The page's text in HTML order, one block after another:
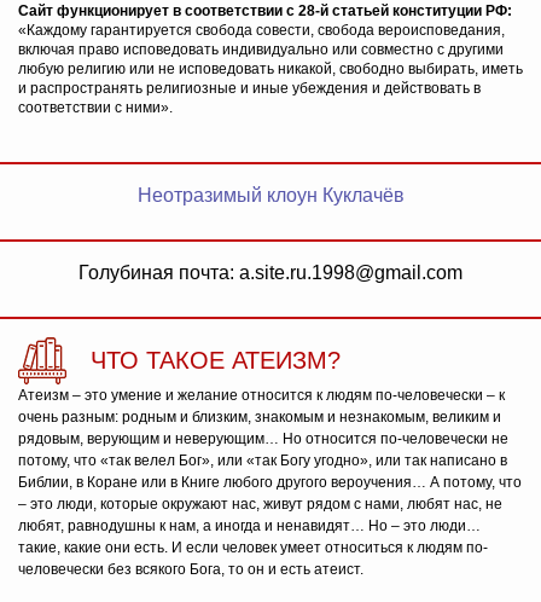
Сайт функционирует в соответствии с 28-й статьей конституции РФ:
«Каждому гарантируется свобода совести, свобода вероисповедания,
включая право исповедовать индивидуально или совместно с другими
любую религию или не исповедовать никакой, свободно выбирать, иметь
и распространять религиозные и иные убеждения и действовать в
соответствии с ними».
Неотразимый клоун Куклачёв
Голубиная почта: a.site.ru.1998@gmail.com
ЧТО ТАКОЕ АТЕИЗМ?
Атеизм – это умение и желание относится к людям по-человечески – к
очень разным: родным и близким, знакомым и незнакомым, великим и
рядовым, верующим и неверующим… Но относится по-человечески не
потому, что «так велел Бог», или «так Богу угодно», или так написано в
Библии, в Коране или в Книге любого другого вероучения… А потому, что
– это люди, которые окружают нас, живут рядом с нами, любят нас, не
любят, равнодушны к нам, а иногда и ненавидят… Но – это люди…
такие, какие они есть. И если человек умеет относиться к людям по-
человечески без всякого Бога, то он и есть атеист.